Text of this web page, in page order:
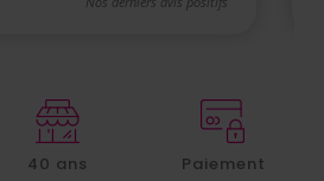
40 ans
Paiement